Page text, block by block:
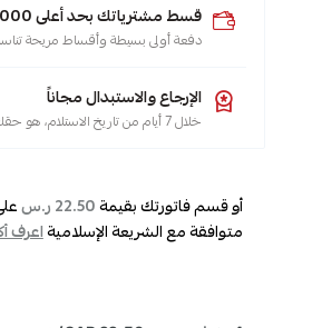
قسط مشترياتك بحد أعلى 7000 ﷼
دفعة أولى بسيطة وأقساط مريحة
الإرجاع والاستبدال مجاناً
خلال 7 أيام من تاريخ الاستلام، هو حقك تضمنه، حسب سياسة الاسترجاع
أو قسم فاتورتك بقيمة22.50 ر.س
متوافقة مع الشريعة الإسلاميةاعرف